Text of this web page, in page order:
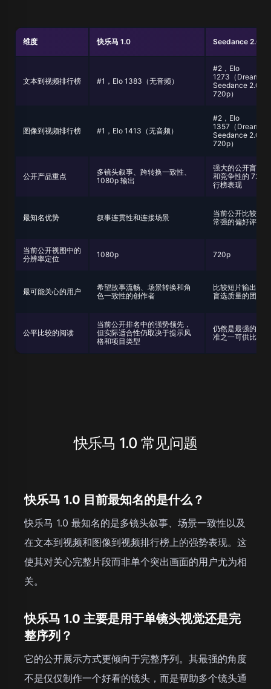
维度 快乐马 1.0 Seedance 2.0
文本到视频排行榜 #1，Elo 1383（无音频）
#2，Elo
1273（Dreamina
Seedance 2.0
720p）
图像到视频排行榜 #1，Elo 1413（无音频）
#2，Elo
1357（Dreamina
Seedance 2.0
720p）
公开产品重点
多镜头叙事、跨转换一致性、
1080p 输出
强大的公开盲选
和竞争性的 720p
行榜表现
最知名优势 叙事连贯性和连接场景
当前公开比较中
常强的偏好评分
当前公开视图中的
分辨率定位
1080p 720p
最可能关心的用户
希望故事流畅、场景转换和角
色一致性的创作者
比较短片输出中
盲选质量的团队
公平比较的阅读
当前公开排名中的强势领先，
但实际适合性仍取决于提示风
格和项目类型
仍然是最强的公
准之一可供比较
快乐马 1.0 常见问题
快乐马 1.0 目前最知名的是什么？
快乐马 1.0 最知名的是多镜头叙事、场景一致性以及
在文本到视频和图像到视频排行榜上的强势表现。这
使其对关心完整片段而非单个突出画面的用户尤为相
关。
快乐马 1.0 主要是用于单镜头视觉还是完
整序列？
它的公开展示方式更倾向于完整序列。其最强的角度
不是仅仅制作一个好看的镜头，而是帮助多个镜头通